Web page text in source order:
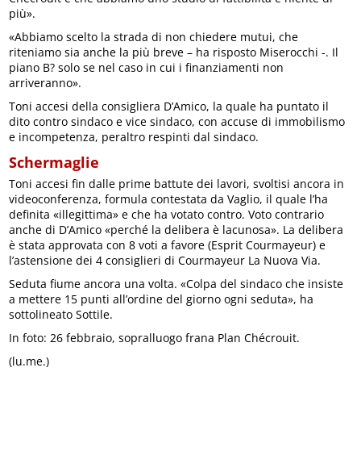
più».
«Abbiamo scelto la strada di non chiedere mutui, che
riteniamo sia anche la più breve – ha risposto Miserocchi -. Il
piano B? solo se nel caso in cui i finanziamenti non
arriveranno».
Toni accesi della consigliera D’Amico, la quale ha puntato il
dito contro sindaco e vice sindaco, con accuse di immobilismo
e incompetenza, peraltro respinti dal sindaco.
Schermaglie
Toni accesi fin dalle prime battute dei lavori, svoltisi ancora in
videoconferenza, formula contestata da Vaglio, il quale l’ha
definita «illegittima» e che ha votato contro. Voto contrario
anche di D’Amico «perché la delibera è lacunosa». La delibera
è stata approvata con 8 voti a favore (Esprit Courmayeur) e
l’astensione dei 4 consiglieri di Courmayeur La Nuova Via.
Seduta fiume ancora una volta. «Colpa del sindaco che insiste
a mettere 15 punti all’ordine del giorno ogni seduta», ha
sottolineato Sottile.
In foto: 26 febbraio, sopralluogo frana Plan Chécrouit.
(lu.me.)